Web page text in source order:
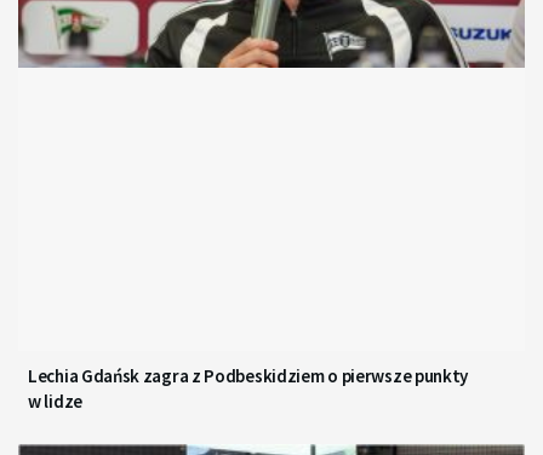
Lechia Gdańsk zagra z Podbeskidziem o pierwsze punkty
w lidze